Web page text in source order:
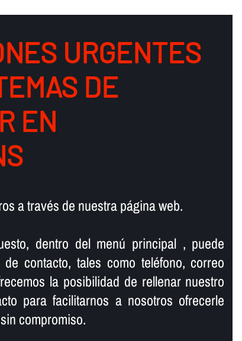
URGENTES
DE
EN
a través de nuestra página web.
dentro del menú principal , puede
contacto, tales como teléfono, correo
la posibilidad de rellenar nuestro
para facilitarnos a nosotros ofrecerle
compromiso.